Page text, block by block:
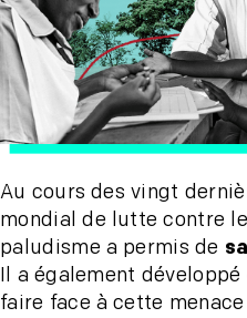
Au cours des vingt
mondial de lutte contre
paludisme a permis de
Il a également
faire face à cette